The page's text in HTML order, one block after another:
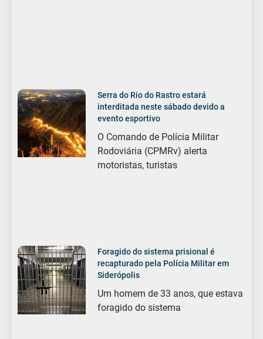
Serra do Rio do Rastro estará
interditada neste sábado devido a
evento esportivo
O Comando de Polícia Militar
Rodoviária (CPMRv) alerta
motoristas, turistas
Foragido do sistema prisional é
recapturado pela Polícia Militar em
Siderópolis
Um homem de 33 anos, que estava
foragido do sistema